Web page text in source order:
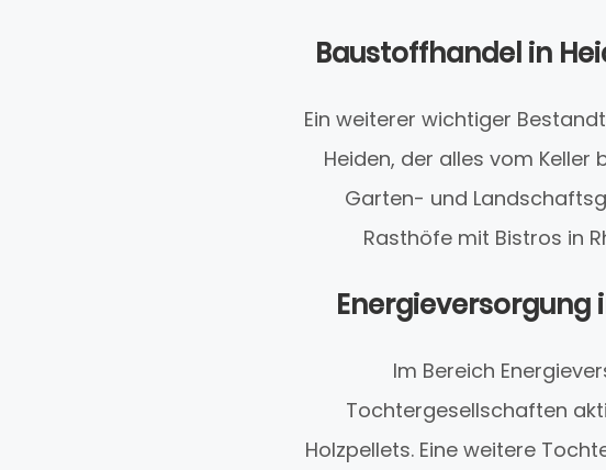
Baustoffhandel in
Ein weiterer wichtiger
Heiden, der alles vom Keller
Garten- und
Rasthöfe mit Bistros in
Energieversorgung
Im Bereich
Tochtergesellschaften
Holzpellets. Eine weitere